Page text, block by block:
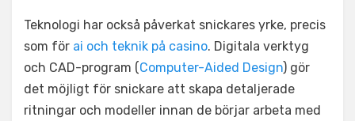
Teknologi har också påverkat snickares yrke, precis
som för ai och teknik på casino. Digitala verktyg
och CAD-program (Computer-Aided Design) gör
det möjligt för snickare att skapa detaljerade
ritningar och modeller innan de börjar arbeta med